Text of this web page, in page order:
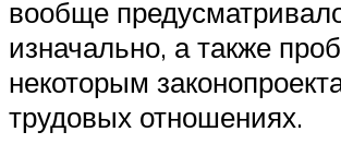
вообще
изначально, а также
некоторым
трудовых отношениях.